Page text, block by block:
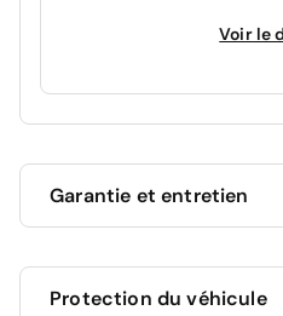
Voir le
Garantie et entretien
jusqu'au 06/11/2027 soit
Protection du véhicule